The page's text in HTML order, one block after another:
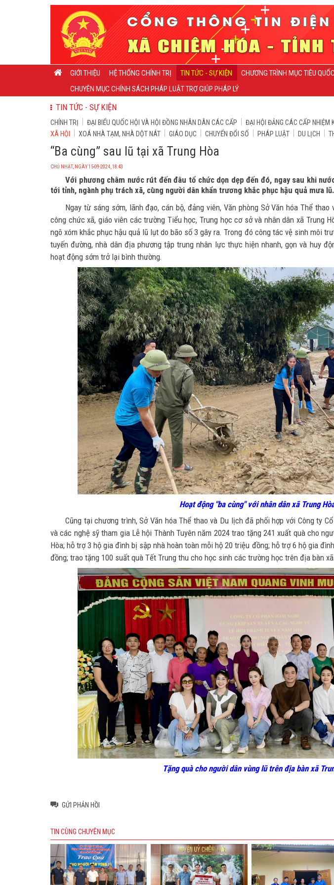
GIỚI THIỆU HỆ THỐNG CHÍNH TRỊ TIN TỨC - SỰ KIỆN CHƯƠNG TRÌNH MỤC TIÊU
CHUYÊN MỤC CHÍNH SÁCH PHÁP LUẬT TRỢ GIÚP PHÁP LÝ
TIN TỨC - SỰ KIỆN
CHÍNH TRỊ ĐẠI BIỂU QUỐC HỘI VÀ HỘI ĐỒNG NHÂN DÂN CÁC CẤP ĐẠI HỘI ĐẢNG CÁC CẤP NHIỆM
XÃ HỘI
XOÁ NHÀ TẠM, NHÀ DỘT NÁT GIÁO DỤC CHUYỂN ĐỔI SỐ PHÁP LUẬT DU LỊCH
“Ba cùng” sau lũ tại xã Trung Hòa
CHỦ NHẬT, NGÀY 15-09-2024, 18:43
Với phương châm nước rút đến đâu tổ chức dọn dẹp đến đó, ngay sau khi
tới tỉnh, ngành phụ trách xã, cùng người dân khẩn trương khắc phục hậu quả mưa lũ.
Ngay từ sáng sớm, lãnh đạo, cán bộ, đảng viên, Văn phòng Sở Văn hóa Thể
công chức xã, giáo viên các trường Tiểu học, Trung học cơ sở và nhân dân xã Trung
ngõ xóm khắc phục hậu quả lũ lụt do bão số 3 gây ra. Trong đó công tác vệ sinh môi
tuyến đường, nhà dân địa phương tập trung nhân lực thực hiện nhanh, gọn và huy
hoạt động sớm trở lại bình thường.
Hoạt động "ba cùng" với nhân dân xã Trung
Cũng tại chương trình, Sở Văn hóa Thể thao và Du lịch đã phối hợp với Công ty
và các nghệ sỹ tham gia Lễ hội Thành Tuyên năm 2024 trao tặng 241 xuất quà cho
Hòa; hỗ trợ 3 hộ gia đình bị sập nhà hoàn toàn mỗi hộ 20 triệu đồng; hỗ trợ 6 hộ gia
đồng; trao tặng 100 suất quà Tết Trung thu cho học sinh các trường học trên địa bàn xã.
Tặng quà chongười dân vùng lũ trên địa bàn xã
GỬI PHẢN HỒI
TIN CÙNG CHUYÊN MỤC